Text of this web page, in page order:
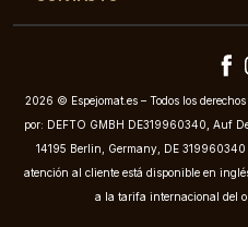
2026 © Espejomat.es – Todos los
por: DEFTO GMBH DE319960340, Auf
14195 Berlin, Germany, DE
atención al cliente está disponible en
a la tarifa internacional del